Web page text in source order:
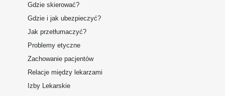
Gdzie skierować?
Gdzie i jak ubezpieczyć?
Jak przetłumaczyć?
Problemy etyczne
Zachowanie pacjentów
Relacje między lekarzami
Izby Lekarskie